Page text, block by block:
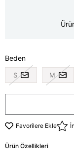
Beden
S M
Favorilere Ekle
Ürün Özellikleri